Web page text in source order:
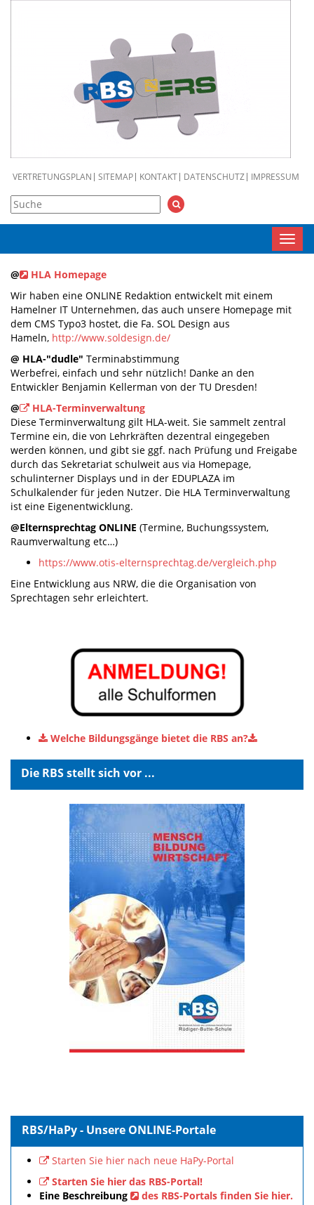
VERTRETUNGSPLAN SITEMAP KONTAKT DATENSCHUTZ IMPRESSUM
Welche Bildungsgänge bietet die RBS an?
Die RBS stellt sich vor ...
RBS/HaPy - Unsere ONLINE-Portale
Starten Sie hier nach neue HaPy-Portal
Starten Sie hier das RBS-Portal!
Eine Beschreibung
des RBS-Portals finden Sie hier.
@
HLA Homepage
Wir haben eine ONLINE Redaktion entwickelt mit einem
Hamelner IT Unternehmen, das auch unsere Homepage mit
dem CMS Typo3 hostet, die Fa. SOL Design aus
Hameln, http://www.soldesign.de/
@ HLA-"dudle" Terminabstimmung
Werbefrei, einfach und sehr nützlich! Danke an den
Entwickler Benjamin Kellerman von der TU Dresden!
@
HLA-Terminverwaltung
Diese Terminverwaltung gilt HLA-weit. Sie sammelt zentral
Termine ein, die von Lehrkräften dezentral eingegeben
werden können, und gibt sie ggf. nach Prüfung und Freigabe
durch das Sekretariat schulweit aus via Homepage,
schulinterner Displays und in der EDUPLAZA im
Schulkalender für jeden Nutzer. Die HLA Terminverwaltung
ist eine Eigenentwicklung.
@Elternsprechtag ONLINE (Termine, Buchungssystem,
Raumverwaltung etc…)
https://www.otis-elternsprechtag.de/vergleich.php
Eine Entwicklung aus NRW, die die Organisation von
Sprechtagen sehr erleichtert.